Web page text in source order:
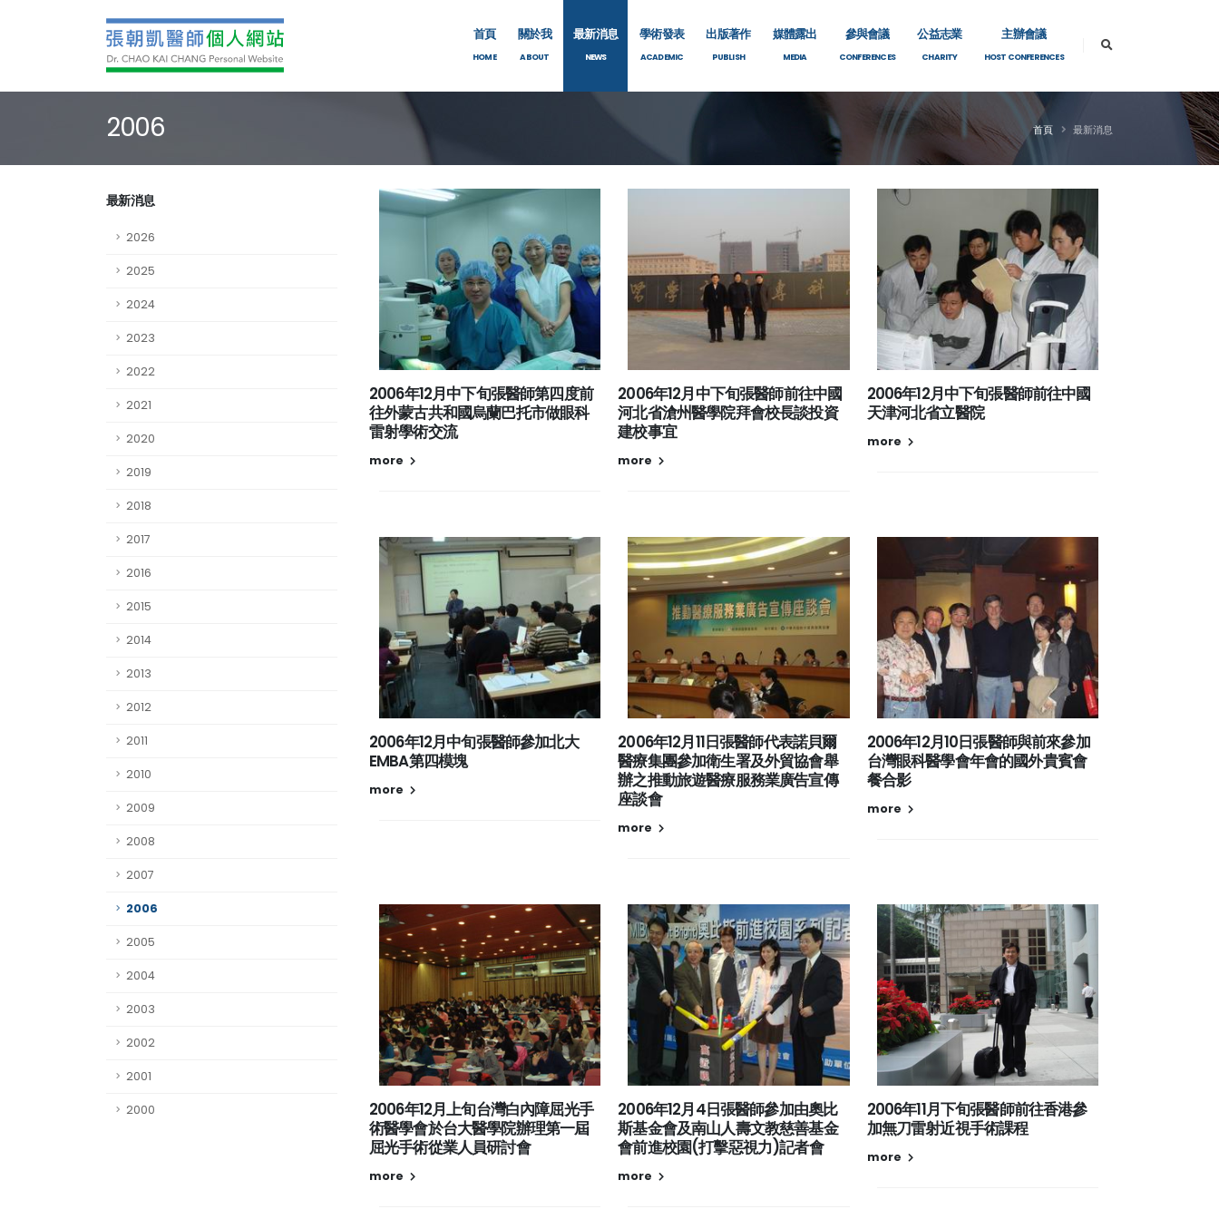
首頁
HOME
關於我
ABOUT
最新消息
NEWS
學術發表
ACADEMIC
出版著作
PUBLISH
媒體露出
MEDIA
參與會議
CONFERENCES
公益志業
CHARITY
主辦會議
HOST CONFERENCES
2006 首頁 最新消息
最新消息
2026
2025
2024
2023
2022
2021
2020
2019
2018
2017
2016
2015
2014
2013
2012
2011
2010
2009
2008
2007
2006
2005
2004
2003
2002
2001
2000
2006年12月中下旬張醫師第四度前
往外蒙古共和國烏蘭巴托市做眼科
雷射學術交流
more
2006年12月中下旬張醫師前往中國
河北省滄州醫學院拜會校長談投資
建校事宜
more
2006年12月中下旬張醫師前往中國
天津河北省立醫院
more
2006年12月中旬張醫師參加北大
EMBA第四模塊
more
2006年12月11日張醫師代表諾貝爾
醫療集團參加衛生署及外貿協會舉
辦之推動旅遊醫療服務業廣告宣傳
座談會
more
2006年12月10日張醫師與前來參加
台灣眼科醫學會年會的國外貴賓會
餐合影
more
2006年12月上旬台灣白內障屈光手
術醫學會於台大醫學院辦理第一屆
屈光手術從業人員研討會
more
2006年12月4日張醫師參加由奧比
斯基金會及南山人壽文教慈善基金
會前進校園(打擊惡視力)記者會
more
2006年11月下旬張醫師前往香港參
加無刀雷射近視手術課程
more